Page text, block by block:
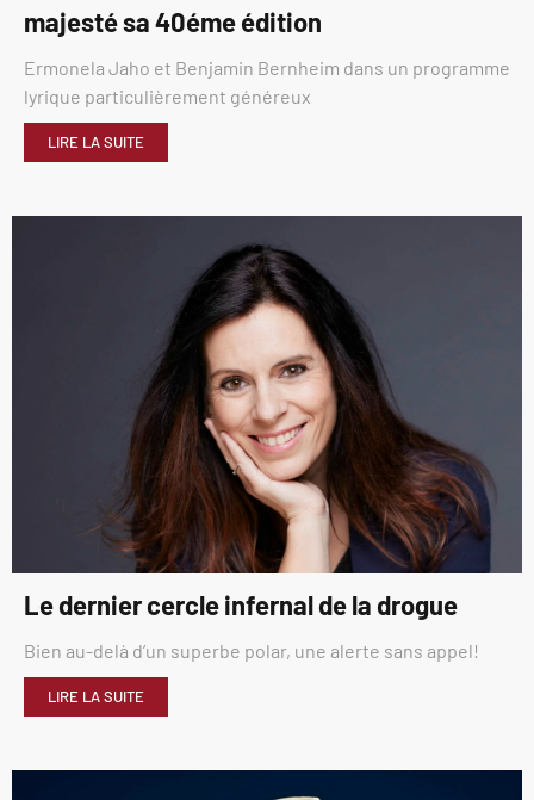
majesté sa 40éme édition
Ermonela Jaho et Benjamin Bernheim dans un programme
lyrique particulièrement généreux
LIRE LA SUITE
Le dernier cercle infernal de la drogue
Bien au-delà d’un superbe polar, une alerte sans appel!
LIRE LA SUITE